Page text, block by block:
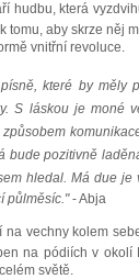
hudbu, která
tomu, aby skrze něj
vnitřní revoluce.
které by měly
S láskou je moné
bude pozitivně
hledal. Má due
půlměsíc."- Abja
vechny kolem
na pódiích v okolí
světě.